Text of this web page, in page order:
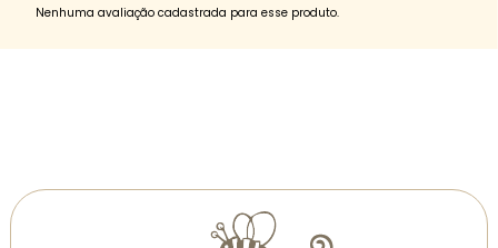
Nenhuma avaliação cadastrada para esse produto.